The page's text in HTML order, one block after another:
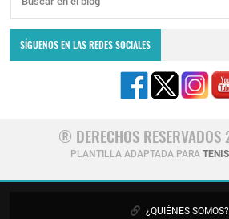
SÍGUENOS EN LAS REDES SOCIALES
® DERECHOS
PLANTILLA ADAPTADA PARA
¿QUIÉNES SOMOS?